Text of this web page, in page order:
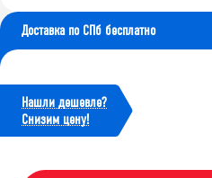
Доставка по СПб бесплатно
Нашли дешевле?
Cнизим цену!